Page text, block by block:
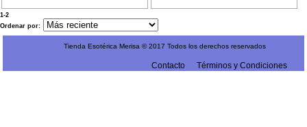
1-2
Ordenar por:
Tienda Esotérica Merisa © 2017 Todos los derechos reservados
Contacto Términos y Condiciones